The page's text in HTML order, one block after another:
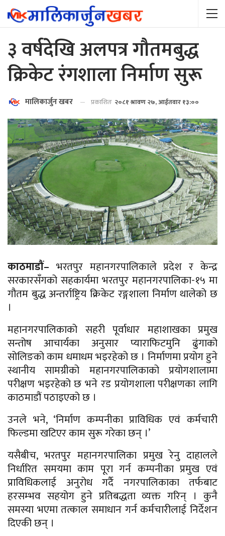
३ वर्षदेखि अलपत्र गौतमबुद्ध
क्रिकेट रंगशाला निर्माण सुरू
मालिकार्जुन खबर प्रकाशितः २०८१ श्रावण २७, आईतवार १३:००
काठमाडौं– भरतपुर महानगरपालिकाले प्रदेश र केन्द्र
सरकारसँगको सहकार्यमा भरतपुर महानगरपालिका-१५ मा
गौतम बुद्ध अन्तर्राष्ट्रिय क्रिकेट रङ्गशाला निर्माण थालेको छ
।
महानगरपालिकाको सहरी पूर्वाधार महाशाखका प्रमुख
सन्तोष आचार्यका अनुसार प्याराफिटमुनि ढुंगाको
सोलिङको काम धमाधम भइरहेको छ । निर्माणमा प्रयोग हुने
स्थानीय सामग्रीको महानगरपालिकाको प्रयोगशालामा
परीक्षण भइरहेको छ भने रड प्रयोगशाला परीक्षणका लागि
काठमाडौं पठाइएको छ ।
उनले भने, ‘निर्माण कम्पनीका प्राविधिक एवं कर्मचारी
फिल्डमा खटिएर काम सुरू गरेका छन् ।’
यसैबीच, भरतपुर महानगरपालिका प्रमुख रेनु दाहालले
निर्धारित समयमा काम पूरा गर्न कम्पनीका प्रमुख एवं
प्राविधिकलाई अनुरोध गर्दै नगरपालिकाका तर्फबाट
हरसम्भव सहयोग हुने प्रतिबद्धता व्यक्त गरिन् । कुनै
समस्या भएमा तत्काल समाधान गर्न कर्मचारीलाई निर्देशन
दिएकी छन् ।